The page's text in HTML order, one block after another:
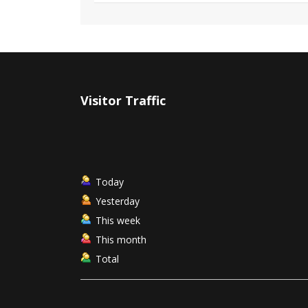
Visitor Traffic
Today
Yesterday
This week
This month
Total